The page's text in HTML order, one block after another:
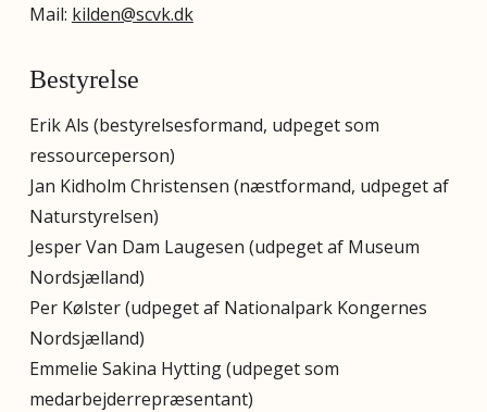
Mail: kilden@scvk.dk
Bestyrelse
Erik Als (bestyrelsesformand, udpeget som
ressourceperson)
Jan Kidholm Christensen (næstformand, udpeget af
Naturstyrelsen)
Jesper Van Dam Laugesen (udpeget af Museum
Nordsjælland)
Per Kølster (udpeget af Nationalpark Kongernes
Nordsjælland)
Emmelie Sakina Hytting (udpeget som
medarbejderrepræsentant)